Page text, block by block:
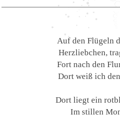
Auf den Flügeln
Herzliebchen,
Fort nach den
Dort weiß ich
Dort liegt ein
Im stillen